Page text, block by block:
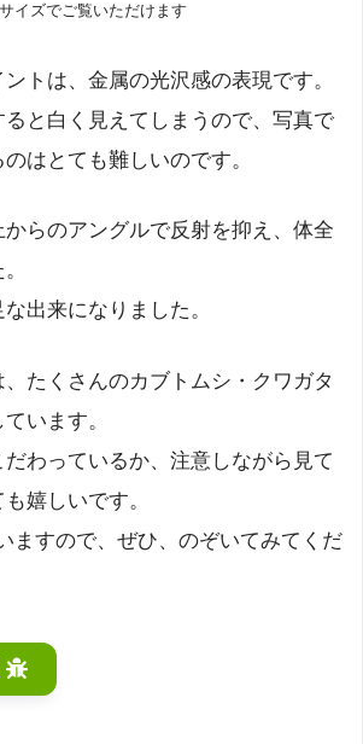
イズでご覧いただけます
トは、金属の光沢感の表現です。
と白く見えてしまうので、写真で
はとても難しいのです。
らのアングルで反射を抑え、体全
出来になりました。
たくさんのカブトムシ・クワガタ
います。
わっているか、注意しながら見て
嬉しいです。
ますので、ぜひ、のぞいてみてくだ